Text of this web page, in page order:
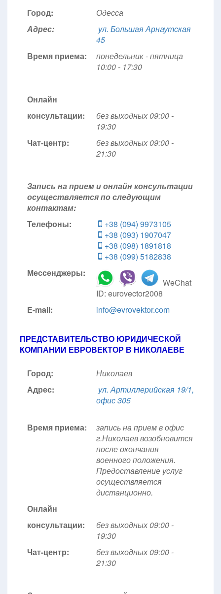
Город:
Одесса
Адрес:
ул. Большая Арнаутская
45
Время приема:
понедельник - пятница
10:00 - 17:30
Онлайн
консультации:
без выходных 09:00 -
19:30
Чат-центр:
без выходных 09:00 -
21:30
Запись на прием и онлайн консультации
осуществляется по следующим
контактам:
Телефоны:
+38 (094) 9973105
+38 (093) 1907047
+38 (098) 1891818
+38 (099) 5182838
Мессенджеры:
WeChat
ID: eurovector2008
E-mail:
info@evrovektor.com
ПРЕДСТАВИТЕЛЬСТВО ЮРИДИЧЕСКОЙ
КОМПАНИИ ЕВРОВЕКТОР В НИКОЛАЕВЕ
Город:
Николаев
Адрес:
ул. Артиллерийская 19/1,
офис 305
Время приема:
запись на прием в офис
г.Николаев возобновится
после окончания
военного положения.
Предоставление услуг
осуществляется
дистанционно.
Онлайн
консультации:
без выходных 09:00 -
19:30
Чат-центр:
без выходных 09:00 -
21:30